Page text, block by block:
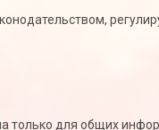
только для общих